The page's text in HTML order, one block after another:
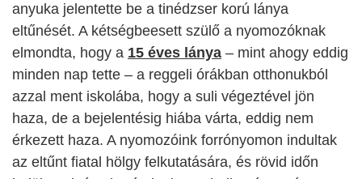
anyuka jelentette be a tinédzser korú lánya
eltűnését. A kétségbeesett szülő a nyomozóknak
elmondta, hogy a 15 éves lánya – mint ahogy eddig
minden nap tette – a reggeli órákban otthonukból
azzal ment iskolába, hogy a suli végeztével jön
haza, de a bejelentésig hiába várta, eddig nem
érkezett haza. A nyomozóink forrónyomon indultak
az eltűnt fiatal hölgy felkutatására, és rövid időn